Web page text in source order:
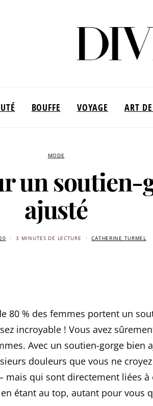
BOUFFE VOYAGE ART
MODE
un soutien-
ajusté
3 MINUTES DE LECTURE CATHERINE TURMEL
80 % des femmes portent un
incroyable ! Vous avez
Avec un soutien-gorge bien
douleurs que vous ne
mais qui sont directement liées à
étant au top, autant pour vous